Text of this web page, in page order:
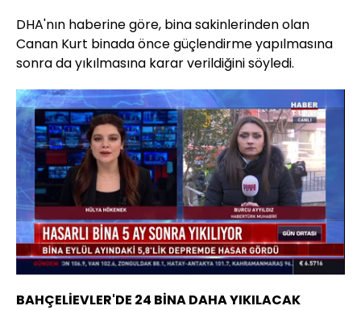
DHA'nın haberine göre, bina sakinlerinden olan
Canan Kurt binada önce güçlendirme yapılmasına
sonra da yıkılmasına karar verildiğini söyledi.
Sesi
Aç
Yüklendi
11.52%
Oynatma
Hızı
BAHÇELİEVLER'DE 24 BİNA DAHA YIKILACAK